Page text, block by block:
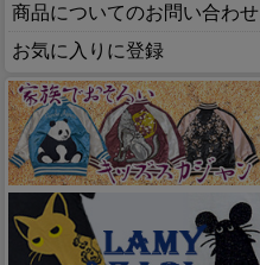
商品についてのお問い合わせ
お気に入りに登録